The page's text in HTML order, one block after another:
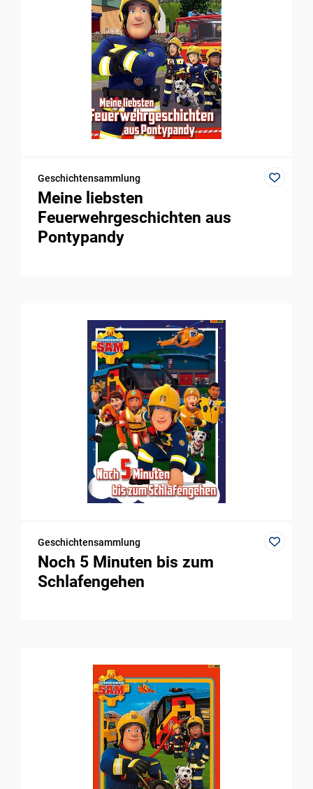
Geschichtensammlung
Meine liebsten
Feuerwehrgeschichten aus
Pontypandy
Geschichtensammlung
Noch 5 Minuten bis zum
Schlafengehen